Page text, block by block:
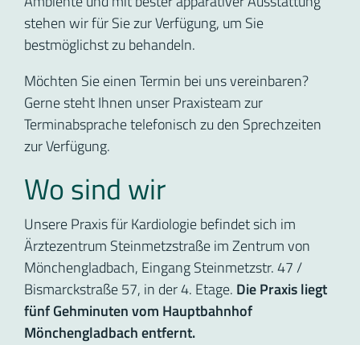
stehen wir für Sie zur Verfügung, um Sie
bestmöglichst zu behandeln.
Möchten Sie einen Termin bei uns vereinbaren?
Gerne steht Ihnen unser Praxisteam zur
Terminabsprache telefonisch zu den Sprechzeiten
zur Verfügung.
Wo sind wir
Unsere Praxis für Kardiologie befindet sich im
Ärztezentrum Steinmetzstraße im Zentrum von
Mönchengladbach, Eingang Steinmetzstr. 47 /
Bismarckstraße 57, in der 4. Etage. Die Praxis liegt
fünf Gehminuten vom Hauptbahnhof
Mönchengladbach entfernt.